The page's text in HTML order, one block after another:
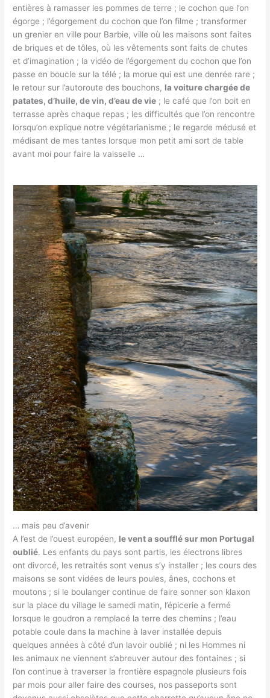
entières à ramasser les pommes de terre ; le cochon que l’on
égorge ; l’égorgement du cochon que l’on filme ; transformer
un grenier en ville pour Barbie, ville où les maisons sont faites
de briques et de tôles, où les vêtements sont faits de chutes
et d’imagination ; la vidéo de l’égorgement du cochon que l’on
passe en boucle sur la télé ; la morue qui est une denrée rare ;
le retour sur l’autoroute des bouchons, la voiture chargée de
patates, d’huile, de vin, d’eau de vie ; le café que l’on boit en
terrasse après chaque repas ; les difficultés que l’on rencontre
lorsqu’on explique notre végétarianisme ; le regarde médusé et
médisant de mes tantes lorsque mon petit ami sort de table
avant moi pour faire la vaisselle …
… mais peu d’avenir
A l’est de l’ouest européen, le vent a soufflé sur mon Portugal
oublié. Les enfants du pays sont partis, les électrons libres
ont divorcé, les retraités sont venus s’y installer ; les cours des
maisons se sont vidées de leurs poules, ânes, cochons et
moutons ; si le boulanger continue de faire sonner son klaxon
sur la place du village le samedi matin, l’épicerie a fermé
lorsque le goudron a remplacé la terre des chemins ; l’eau
potable coule dans la machine à laver installée depuis
quelques années à côté d’un lavoir oublié ; ni les Hommes ni
les animaux ne viennent s’abreuver autour des fontaines ; si
l’on continue à traverser la frontière espagnole plusieurs fois
par mois pour aller faire des courses, nos passeports sont